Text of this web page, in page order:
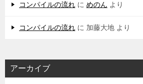
コンパイルの流れ に めのん より
コンパイルの流れ に 加藤大地 より
アーカイブ